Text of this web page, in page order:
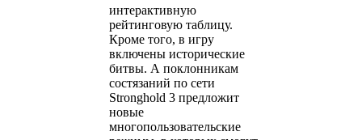
интерактивную
рейтинговую таблицу.
Кроме того, в игру
включены исторические
битвы. А поклонникам
состязаний по сети
Stronghold 3 предложит
новые
многопользовательские